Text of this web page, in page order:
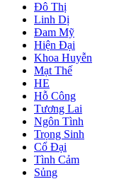
Đô Thị
Linh Dị
Đam Mỹ
Hiện Đại
Khoa Huyễn
Mạt Thế
HE
Hỗ Công
Tương Lai
Ngôn Tình
Trọng Sinh
Cổ Đại
Tình Cảm
Sủng